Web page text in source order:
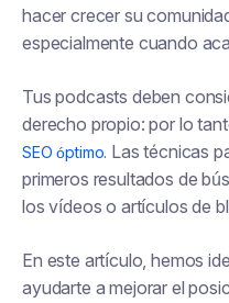
hacer crecer su
especialmente cuando
Tus podcasts deben
derecho propio: por lo
SEO óptimo. Las técnicas
primeros resultados de
los vídeos o artículos de
En este artículo, hemos
ayudarte a mejorar el